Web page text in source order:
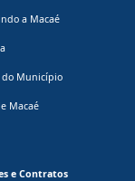
a Macaé
do Município
Macaé
e Contratos